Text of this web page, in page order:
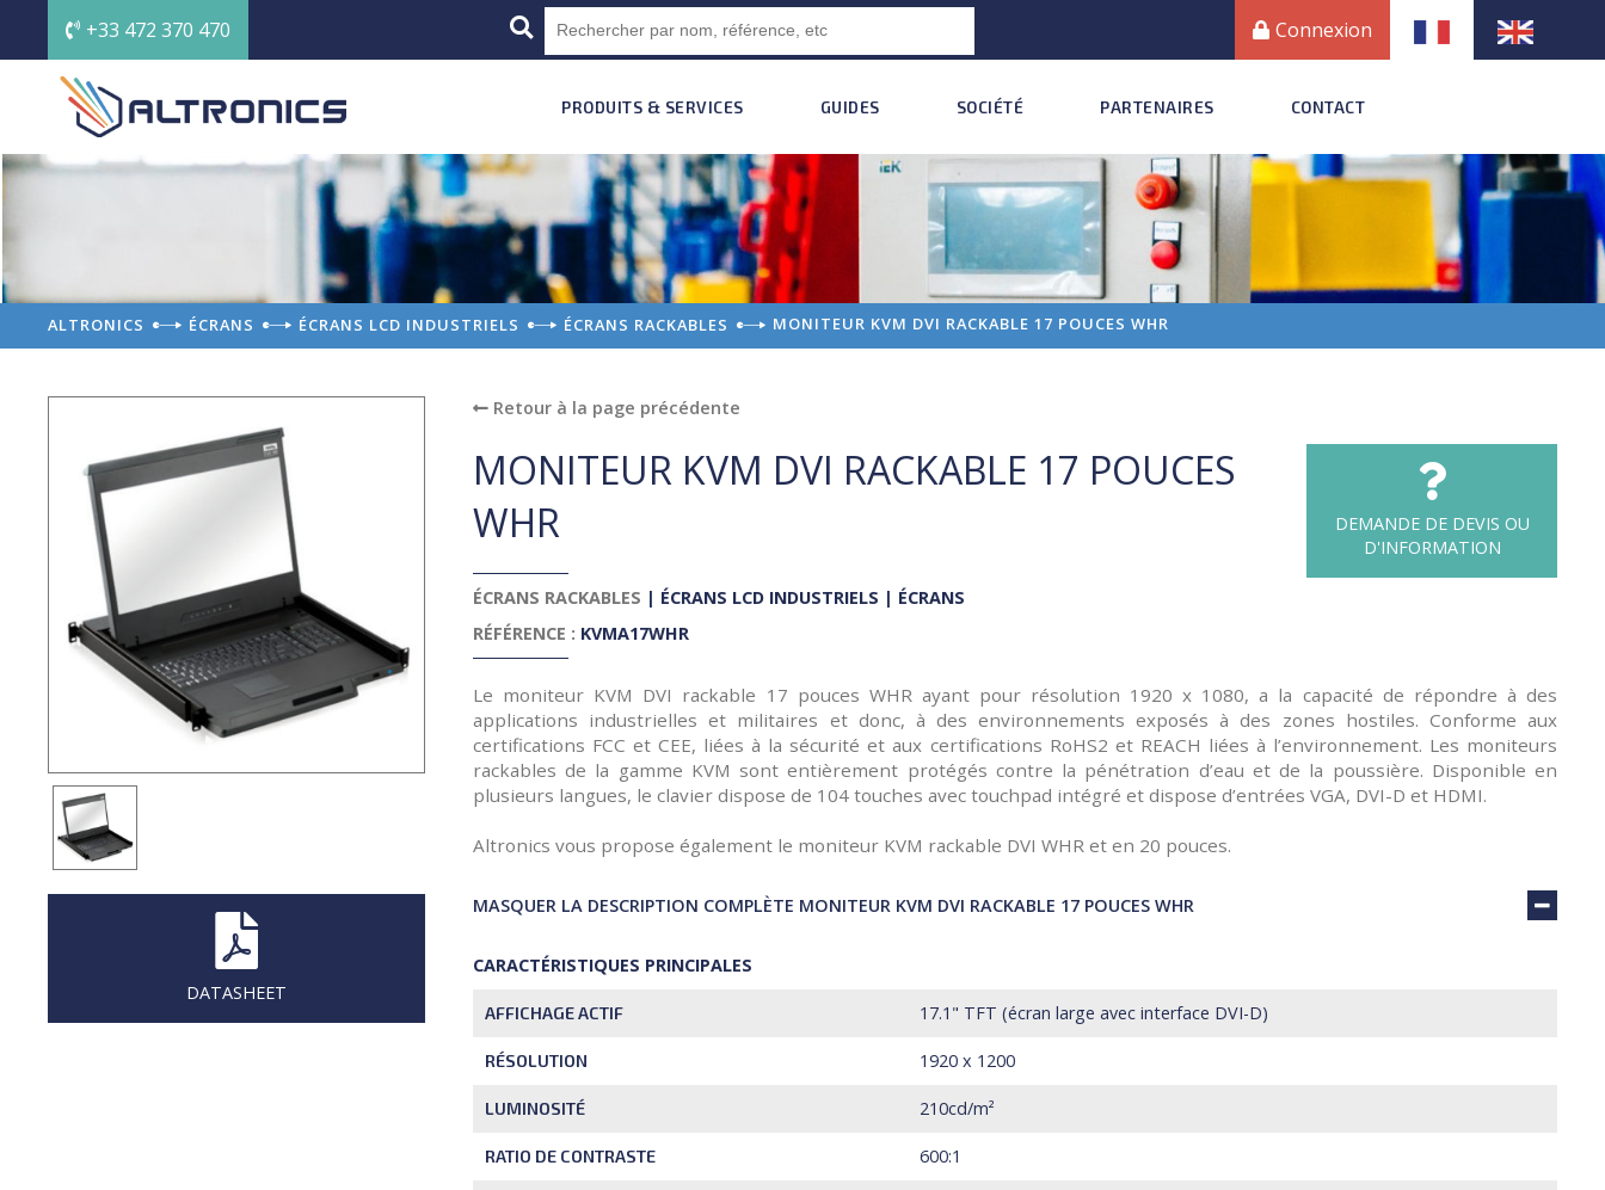
+33 472 370 470 Connexion
PRODUITS & SERVICES GUIDES SOCIÉTÉ PARTENAIRES CONTACT
ALTRONICS ÉCRANS ÉCRANS LCD INDUSTRIELS ÉCRANS RACKABLES MONITEUR KVM DVI RACKABLE 17 POUCES WHR
DATASHEET
Retour à la page précédente
MONITEUR KVM DVI RACKABLE 17 POUCES
WHR
ÉCRANS RACKABLES | ÉCRANS LCD INDUSTRIELS | ÉCRANS
RÉFÉRENCE : KVMA17WHR
DEMANDE DE DEVIS OU
D'INFORMATION
Le moniteur KVM DVI rackable 17 pouces WHR ayant pour résolution 1920 x 1080, a la capacité de répondre à des
applications industrielles et militaires et donc, à des environnements exposés à des zones hostiles. Conforme aux
certifications FCC et CEE, liées à la sécurité et aux certifications RoHS2 et REACH liées à l’environnement. Les moniteurs
rackables de la gamme KVM sont entièrement protégés contre la pénétration d’eau et de la poussière. Disponible en
plusieurs langues, le clavier dispose de 104 touches avec touchpad intégré et dispose d’entrées VGA, DVI-D et HDMI.
Altronics vous propose également le moniteur KVM rackable DVI WHR et en 20 pouces.
MASQUER LA DESCRIPTION COMPLÈTE MONITEUR KVM DVI RACKABLE 17 POUCES WHR
CARACTÉRISTIQUES PRINCIPALES
AFFICHAGE ACTIF 17.1" TFT (écran large avec interface DVI-D)
RÉSOLUTION 1920 x 1200
LUMINOSITÉ 210cd/m²
RATIO DE CONTRASTE 600:1